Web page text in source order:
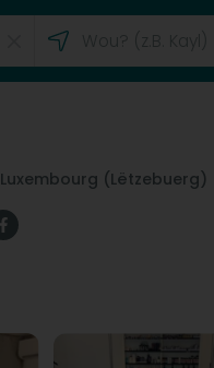
Luxembourg (Lëtzebuerg)